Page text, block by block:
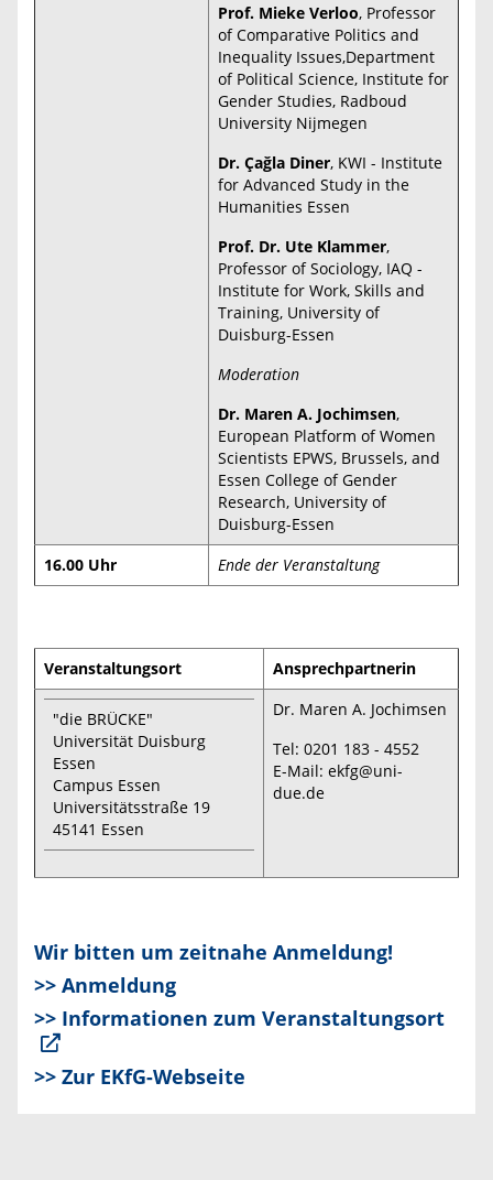
Prof. Mieke Verloo, Professor
of Comparative Politics and
Inequality Issues,Department
of Political Science, Institute for
Gender Studies, Radboud
University Nijmegen
Dr. Çağla Diner, KWI - Institute
for Advanced Study in the
Humanities Essen
Prof. Dr. Ute Klammer,
Professor of Sociology, IAQ -
Institute for Work, Skills and
Training, University of
Duisburg-Essen
Moderation
Dr. Maren A. Jochimsen,
European Platform of Women
Scientists EPWS, Brussels, and
Essen College of Gender
Research, University of
Duisburg-Essen
16.00 Uhr
Ende der Veranstaltung
Veranstaltungsort Ansprechpartnerin
"die BRÜCKE"
Universität Duisburg
Essen
Campus Essen
Universitätsstraße 19
45141 Essen
Dr. Maren A. Jochimsen
Tel: 0201 183 - 4552
E-Mail: ekfg@uni-
due.de
Wir bitten um zeitnahe Anmeldung!
>> Anmeldung
>> Informationen zum Veranstaltungsort
>> Zur EKfG-Webseite